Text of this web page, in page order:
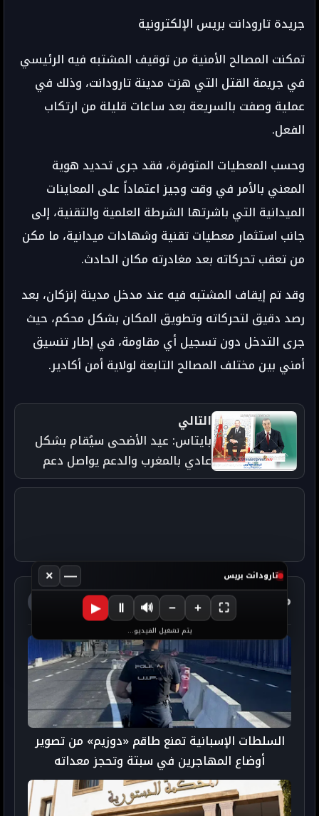
جريدة تارودانت بريس الإلكترونية
تمكنت المصالح الأمنية من توقيف المشتبه فيه الرئيسي
في جريمة القتل التي هزت مدينة تارودانت، وذلك في
عملية وصفت بالسريعة بعد ساعات قليلة من ارتكاب
الفعل.
وحسب المعطيات المتوفرة، فقد جرى تحديد هوية
المعني بالأمر في وقت وجيز اعتماداً على المعاينات
الميدانية التي باشرتها الشرطة العلمية والتقنية، إلى
جانب استثمار معطيات تقنية وشهادات ميدانية، ما مكن
من تعقب تحركاته بعد مغادرته مكان الحادث.
وقد تم إيقاف المشتبه فيه عند مدخل مدينة إنزكان، بعد
رصد دقيق لتحركاته وتطويق المكان بشكل محكم، حيث
جرى التدخل دون تسجيل أي مقاومة، في إطار تنسيق
أمني بين مختلف المصالح التابعة لولاية أمن أكادير.
التالي
بايتاس: عيد الأضحى سيُقام بشكل
عادي بالمغرب والدعم يواصل دعم
الفلاحة
مواضيع ذات صلة آخر الأخبار
السلطات الإسبانية تمنع طاقم «دوزيم» من تصوير
أوضاع المهاجرين في سبتة وتحجز معداته
تارودانت بريس —
×
▶ Ⅱ 🔊 − + ⛶
يتم تشغيل الفيديو...